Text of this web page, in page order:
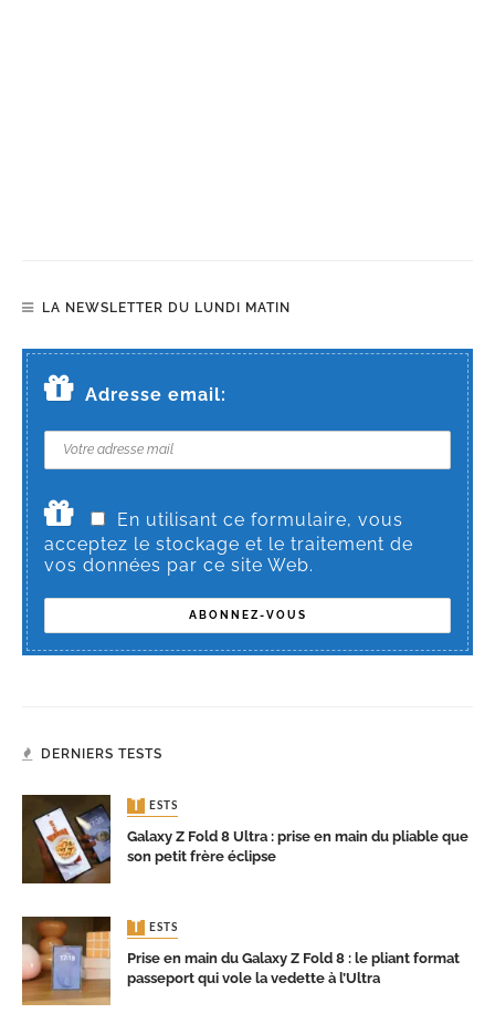
LA NEWSLETTER DU LUNDI MATIN
Adresse email:
En utilisant ce formulaire, vous
acceptez le stockage et le traitement de
vos données par ce site Web.
DERNIERS TESTS
TESTS
Galaxy Z Fold 8 Ultra : prise en main du pliable que
son petit frère éclipse
TESTS
Prise en main du Galaxy Z Fold 8 : le pliant format
passeport qui vole la vedette à l’Ultra